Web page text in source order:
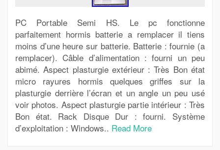
PC Portable Semi HS. Le pc fonctionne
parfaitement hormis batterie a remplacer il tiens
moins d’une heure sur batterie. Batterie : fournie (a
remplacer). Câble d’alimentation : fourni un peu
abimé. Aspect plasturgie extérieur : Très Bon état
micro rayures hormis quelques griffes sur la
plasturgie derrière l’écran et un angle un peu usé
voir photos. Aspect plasturgie partie intérieur : Très
Bon état. Rack Disque Dur : fourni. Système
d’exploitation : Windows.. Read More